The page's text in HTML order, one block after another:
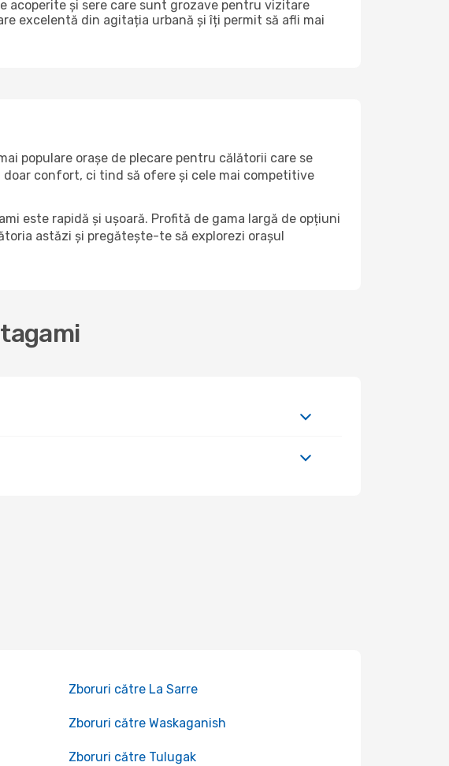
acoperite și sere care sunt grozave pentru vizitare
excelentă din agitația urbană și îți permit să afli mai
populare orașe de plecare pentru călătorii care se
confort, ci tind să ofere și cele mai competitive
este rapidă și ușoară. Profită de gama largă de opțiuni
astăzi și pregătește-te să explorezi orașul
Zboruri către La Sarre
Zboruri către Waskaganish
Zboruri către Tulugak